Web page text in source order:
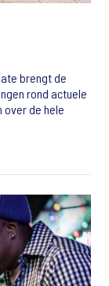
brengt de
rond actuele
over de hele